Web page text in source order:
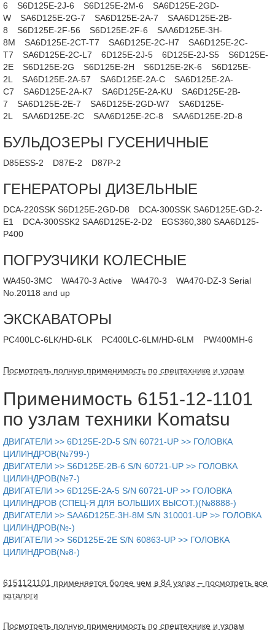
6
S6D125E-2J-6 S6D125E-2M-6
SA6D125E-2GD-
W
SA6D125E-2G-7 SA6D125E-2A-7
SAA6D125E-2B-
8
S6D125E-2F-56 S6D125E-2F-6
SAA6D125E-3H-
8M
SA6D125E-2CT-T7 SA6D125E-2C-H7
SA6D125E-2C-
T7
SA6D125E-2C-L7 6D125E-2J-5 6D125E-2J-S5
S6D125E-
2E
S6D125E-2G S6D125E-2H S6D125E-2K-6
S6D125E-
2L
SA6D125E-2A-57 SA6D125E-2A-C
SA6D125E-2A-
C7
SA6D125E-2A-K7 SA6D125E-2A-KU
SA6D125E-2B-
7
SA6D125E-2E-7 SA6D125E-2GD-W7
SA6D125E-
2L
SAA6D125E-2C SAA6D125E-2C-8 SAA6D125E-2D-8
БУЛЬДОЗЕРЫ ГУСЕНИЧНЫЕ
D85ESS-2 D87E-2 D87P-2
ГЕНЕРАТОРЫ ДИЗЕЛЬНЫЕ
DCA-220SSK S6D125E-2GD-D8
DCA-300SSK SA6D125E-GD-2-
E1
DCA-300SSK2 SAA6D125E-2-D2
EGS360,380 SAA6D125-
P400
ПОГРУЗЧИКИ КОЛЕСНЫЕ
WA450-3MC WA470-3 Active WA470-3
WA470-DZ-3 Serial
No.20118 and up
ЭКСКАВАТОРЫ
PC400LC-6LK/HD-6LK PC400LC-6LM/HD-6LM PW400MH-6
Посмотреть полную применимость по спецтехнике и узлам
Применимость 6151-12-1101
по узлам техники Komatsu
ДВИГАТЕЛИ >> 6D125E-2D-5 S/N 60721-UP >> ГОЛОВКА
ЦИЛИНДРОВ(№799-)
ДВИГАТЕЛИ >> S6D125E-2B-6 S/N 60721-UP >> ГОЛОВКА
ЦИЛИНДРОВ(№7-)
ДВИГАТЕЛИ >> 6D125E-2A-5 S/N 60721-UP >> ГОЛОВКА
ЦИЛИНДРОВ (СПЕЦ-Я ДЛЯ БОЛЬШИХ ВЫСОТ.)(№8888-)
ДВИГАТЕЛИ >> SAA6D125E-3H-8M S/N 310001-UP >> ГОЛОВКА
ЦИЛИНДРОВ(№-)
ДВИГАТЕЛИ >> S6D125E-2E S/N 60863-UP >> ГОЛОВКА
ЦИЛИНДРОВ(№8-)
6151121101 применяется более чем в 84 узлах – посмотреть все
каталоги
Посмотреть полную применимость по спецтехнике и узлам